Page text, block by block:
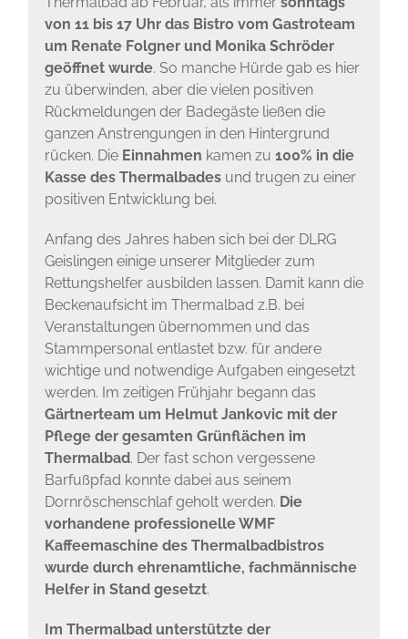
von 11 bis 17 Uhr das Bistro vom Gastroteam
um Renate Folgner und Monika Schröder
geöffnet wurde. So manche Hürde gab es hier
zu überwinden, aber die vielen positiven
Rückmeldungen der Badegäste ließen die
ganzen Anstrengungen in den Hintergrund
rücken. Die Einnahmen kamen zu 100% in die
Kasse des Thermalbadesund trugen zu einer
positiven Entwicklung bei.
Anfang des Jahres haben sich bei der DLRG
Geislingen einige unserer Mitglieder zum
Rettungshelfer ausbilden lassen. Damit kann die
Beckenaufsicht im Thermalbad z.B. bei
Veranstaltungen übernommen und das
Stammpersonal entlastet bzw. für andere
wichtige und notwendige Aufgaben eingesetzt
werden. Im zeitigen Frühjahr begann das
Gärtnerteam um Helmut Jankovic mit der
Pflege der gesamten Grünflächen im
Thermalbad. Der fast schon vergessene
Barfußpfad konnte dabei aus seinem
Dornröschenschlaf geholt werden. Die
vorhandene professionelle WMF
Kaffeemaschine des Thermalbadbistros
wurde durch ehrenamtliche, fachmännische
Helfer in Stand gesetzt.
Im Thermalbad unterstützte der